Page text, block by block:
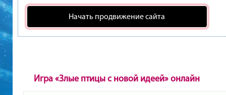
Начать продвижение сайта
Игра «Злые птицы с новой идеей» онлайн